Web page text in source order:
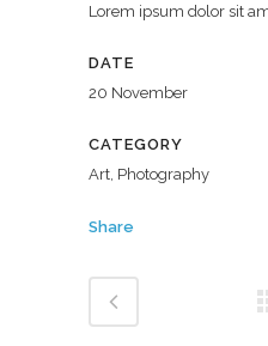
Lorem ipsum dolor sit
DATE
20 November
CATEGORY
Art, Photography
Share